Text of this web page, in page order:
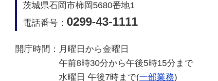
茨城県石岡市柿岡5680番地1
電話番号： 0299-43-1111
開庁時間： 月曜日から金曜日
午前8時30分から午後5時15分まで
水曜日 午後7時まで(一部業務)